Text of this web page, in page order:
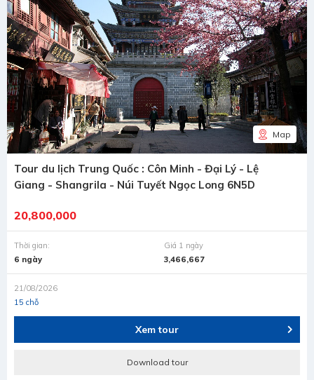
Map
Tour du lịch Trung Quốc : Côn Minh - Đại Lý - Lệ
Giang - Shangrila - Núi Tuyết Ngọc Long 6N5D
20,800,000
Thời gian:
6 ngày
Giá 1 ngày
3,466,667
21/08/2026
15 chỗ
Xem tour
Download tour